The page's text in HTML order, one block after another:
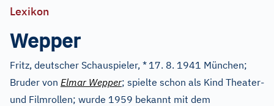
Lexikon
Wepper
Fritz, deutscher Schauspieler, * 17. 8. 1941 München;
Bruder von Elmar Wepper; spielte schon als Kind Theater-
und Filmrollen; wurde 1959 bekannt mit dem